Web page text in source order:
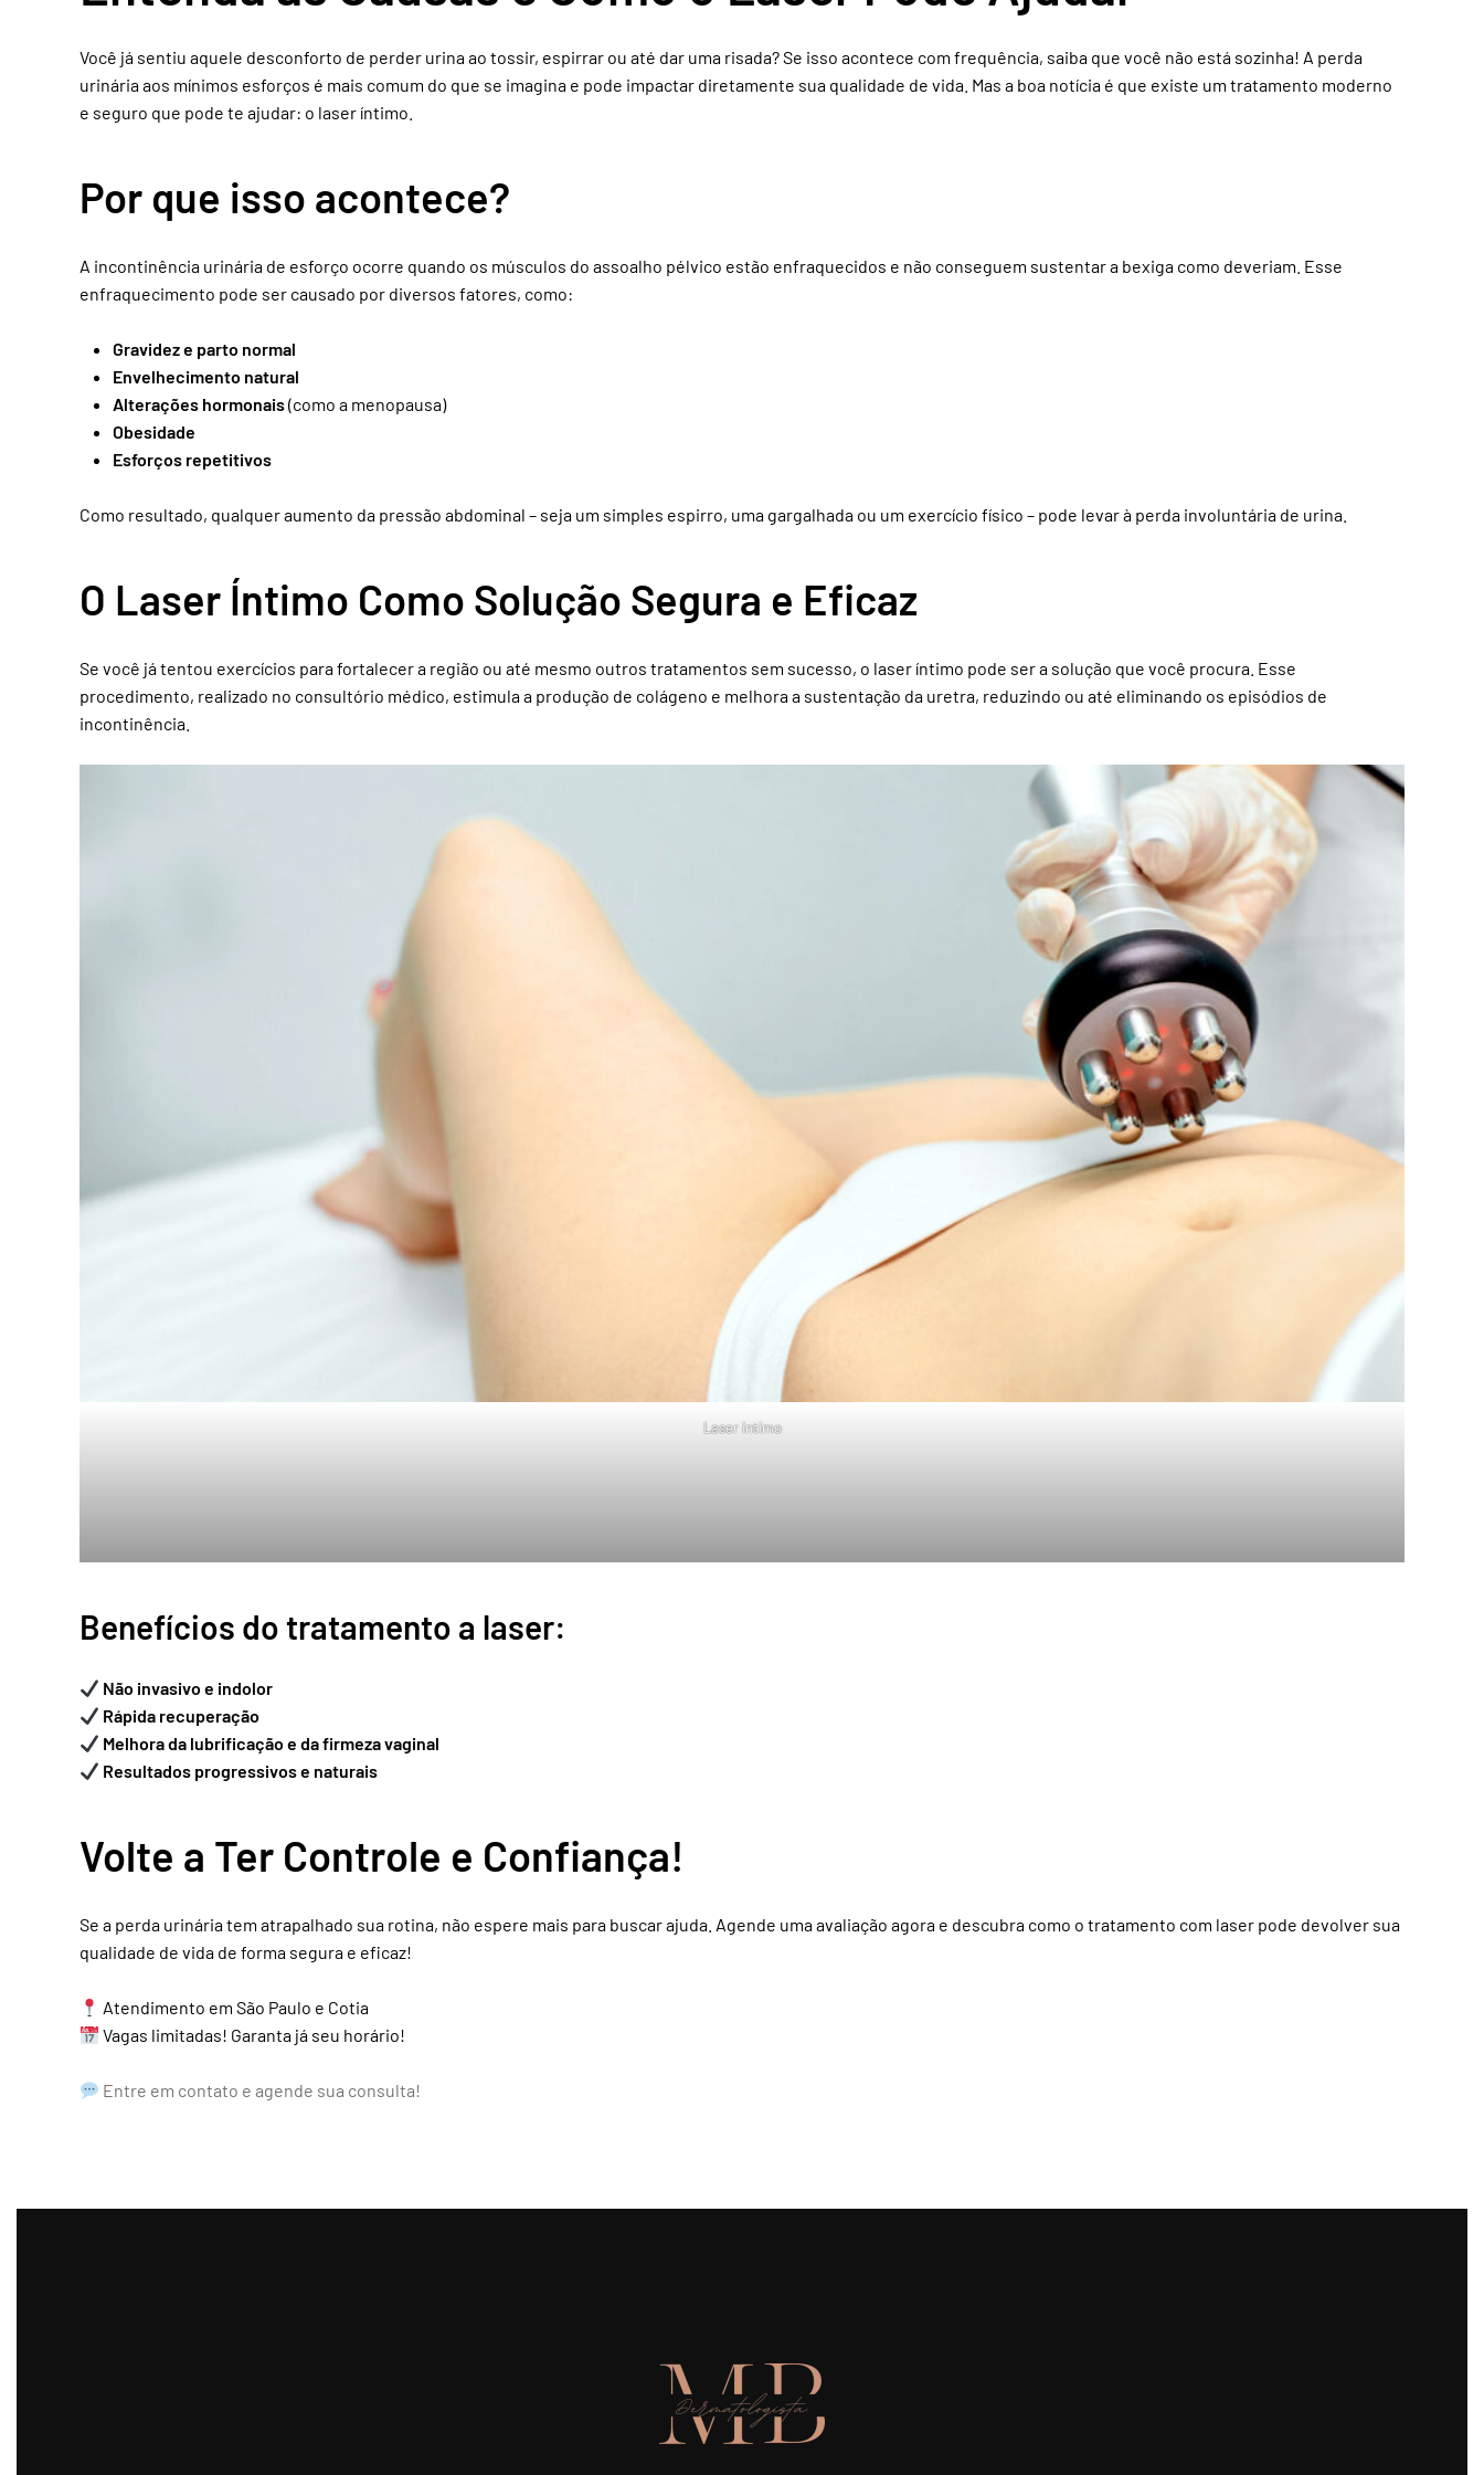
esforços
Você já sentiu aquele desconforto de perder urina ao tossir, espirrar ou até dar uma risada? Se isso acontece com frequência, saiba que você não está sozinha! A perda
urinária aos mínimos esforços é mais comum do que se imagina e pode impactar diretamente sua qualidade de vida. Mas a boa notícia é que existe um tratamento moderno
e seguro que pode te ajudar: o laser íntimo.
Por que isso acontece?
A incontinência urinária de esforço ocorre quando os músculos do assoalho pélvico estão enfraquecidos e não conseguem sustentar a bexiga como deveriam. Esse
enfraquecimento pode ser causado por diversos fatores, como:
Gravidez e parto normal
Envelhecimento natural
Alterações hormonais(como a menopausa)
Obesidade
Esforços repetitivos
Como resultado, qualquer aumento da pressão abdominal – seja um simples espirro, uma gargalhada ou um exercício físico – pode levar à perda involuntária de urina.
O Laser Íntimo Como Solução Segura e Eficaz
Se você já tentou exercícios para fortalecer a região ou até mesmo outros tratamentos sem sucesso, o laser íntimo pode ser a solução que você procura. Esse
procedimento, realizado no consultório médico, estimula a produção de colágeno e melhora a sustentação da uretra, reduzindo ou até eliminando os episódios de
incontinência.
Laser íntimo
Benefícios do tratamento a laser:
Não invasivo e indolor
Rápida recuperação
Melhora da lubrificação e da firmeza vaginal
Resultados progressivos e naturais
Volte a Ter Controle e Confiança!
Se a perda urinária tem atrapalhado sua rotina, não espere mais para buscar ajuda. Agende uma avaliação agora e descubra como o tratamento com laser pode devolver sua
qualidade de vida de forma segura e eficaz!
Atendimento em São Paulo e Cotia
Vagas limitadas! Garanta já seu horário!
Entre em contato e agende sua consulta!